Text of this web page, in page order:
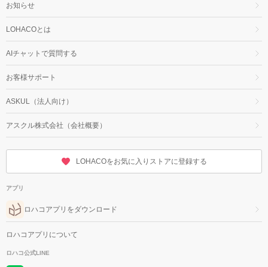
お知らせ
LOHACOとは
AIチャットで質問する
お客様サポート
ASKUL（法人向け）
アスクル株式会社（会社概要）
LOHACOをお気に入りストアに登録する
アプリ
ロハコアプリをダウンロード
ロハコアプリについて
ロハコ公式LINE